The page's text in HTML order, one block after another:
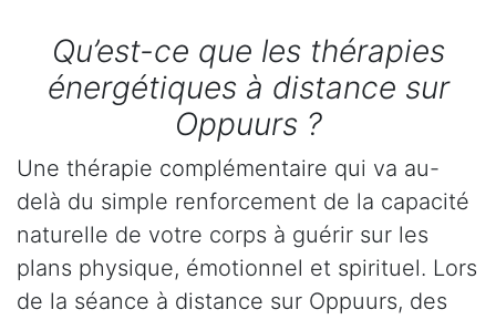
Qu’est-ce que les thérapies
énergétiques à distance sur
Oppuurs ?
Une thérapie complémentaire qui va au-
delà du simple renforcement de la capacité
naturelle de votre corps à guérir sur les
plans physique, émotionnel et spirituel. Lors
de la séance à distance sur Oppuurs, des